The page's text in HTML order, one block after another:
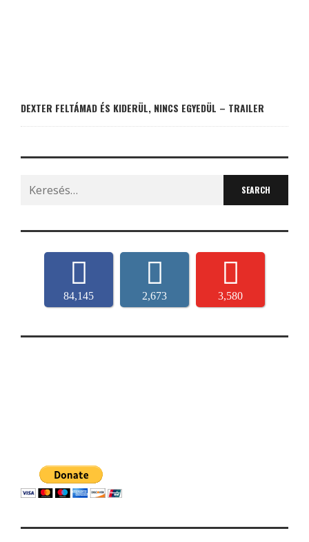
DEXTER FELTÁMAD ÉS KIDERÜL, NINCS EGYEDÜL – TRAILER
Search
for:
84,145 2,673 3,580